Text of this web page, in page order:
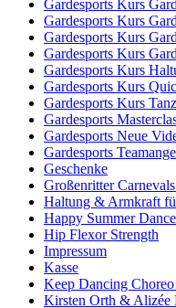
Gardesports Kurs
Gardesports Kurs
Gardesports Kurs
Gardesports Kurs
Gardesports Kurs
Gardesports Kurs
Gardesports Kurs
Gardesports
Gardesports Neue
Gardesports
Geschenke
Großenritter
Haltung & Armkraft
Happy Summer Dance
Hip Flexor Strength
Impressum
Kasse
Keep Dancing
Kirsten Orth & Alizée